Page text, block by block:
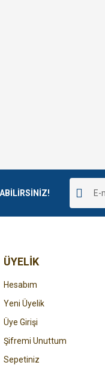
ÜYELİK
Hesabım
Yeni Üyelik
Üye Girişi
Şifremi Unuttum
Sepetiniz